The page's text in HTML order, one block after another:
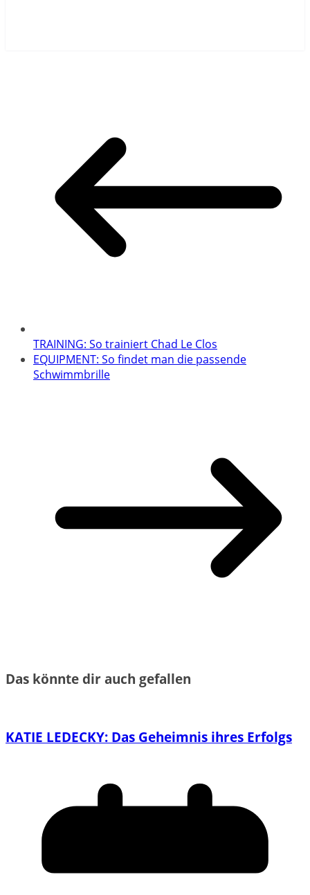
TRAINING: So trainiert Chad Le Clos
EQUIPMENT: So findet man die passende
Schwimmbrille
Das könnte dir auch gefallen
KATIE LEDECKY: Das Geheimnis ihres Erfolgs